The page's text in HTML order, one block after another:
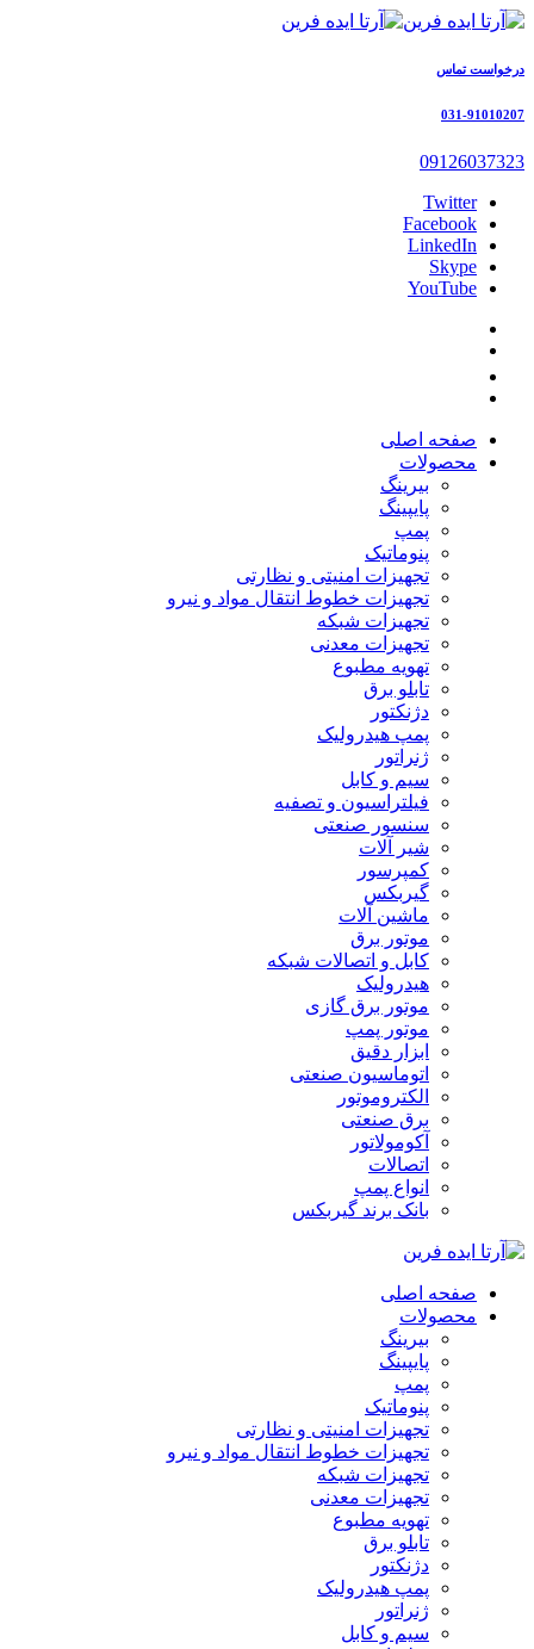
درخواست تماس
031-91010207
09126037323
Twitter
Facebook
LinkedIn
Skype
YouTube
صفحه اصلی
محصولات
بیرینگ
پایپینگ
پمپ
پنوماتیک
تجهیزات امنیتی و نظارتی
تجهیزات خطوط انتقال مواد و نیرو
تجهیزات شبکه
تجهیزات معدنی
تهویه مطبوع
تابلو برق
دژنکتور
پمپ هیدرولیک
ژنراتور
سیم و کابل
فیلتراسیون و تصفیه
سنسور صنعتی
شیر آلات
کمپرسور
گیربکس
ماشین آلات
موتور برق
کابل و اتصالات شبکه
هیدرولیک
موتور برق گازی
موتور پمپ
ابزار دقیق
اتوماسیون صنعتی
الکتروموتور
برق صنعتی
آکومولاتور
اتصالات
انواع پمپ
بانک برند گیربکس
صفحه اصلی
محصولات
بیرینگ
پایپینگ
پمپ
پنوماتیک
تجهیزات امنیتی و نظارتی
تجهیزات خطوط انتقال مواد و نیرو
تجهیزات شبکه
تجهیزات معدنی
تهویه مطبوع
تابلو برق
دژنکتور
پمپ هیدرولیک
ژنراتور
سیم و کابل